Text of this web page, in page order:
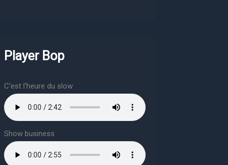
Player Bop
C'est l'heure du slow
Show business